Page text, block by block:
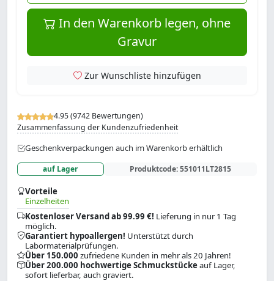
4.95 (9742 Bewertungen)
Zusammenfassung der Kundenzufriedenheit
Geschenkverpackungen auch im Warenkorb erhältlich
auf Lager Produktcode:551011LT2815
Vorteile
Einzelheiten
Kostenloser Versand ab 99.99 €! Lieferung in nur 1 Tag
möglich.
Garantiert hypoallergen! Unterstützt durch
Labormaterialprüfungen.
Über 150.000 zufriedene Kunden in mehr als 20 Jahren!
Über 200.000 hochwertige Schmuckstückeauf Lager,
sofort lieferbar, auch graviert.
In den Warenkorb legen, ohne
Gravur
Zur Wunschliste hinzufügen